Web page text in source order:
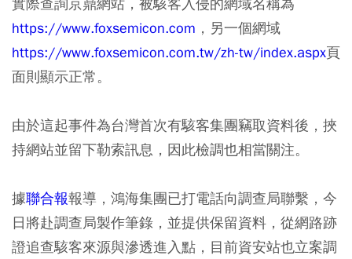
https://www.foxsemicon.com ，另一個網域
https://www.foxsemicon.com.tw/zh-tw/index.aspx頁
面則顯示正常。
由於這起事件為台灣首次有駭客集團竊取資料後，挾
持網站並留下勒索訊息，因此檢調也相當關注。
據聯合報報導，鴻海集團已打電話向調查局聯繫，今
日將赴調查局製作筆錄，並提供保留資料，從網路跡
證追查駭客來源與滲透進入點，目前資安站也立案調